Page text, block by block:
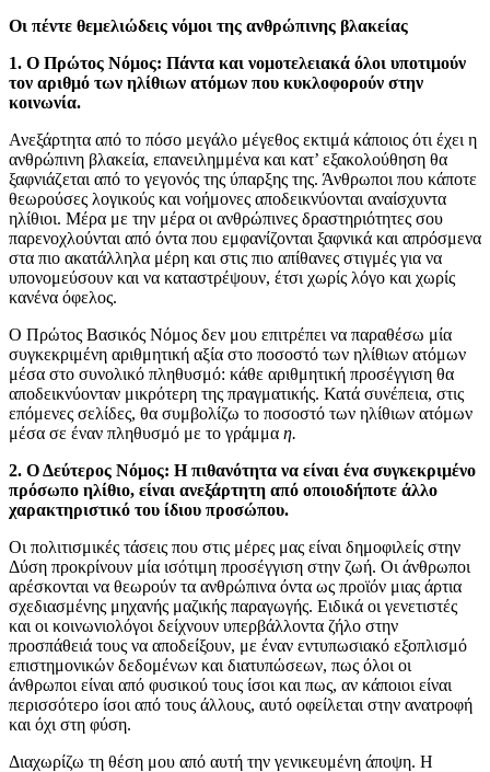
Οι πέντε θεμελιώδεις νόμοι της ανθρώπινης βλακείας
1. Ο Πρώτος Νόμος: Πάντα και νομοτελειακά όλοι υποτιμούν
τον αριθμό των ηλίθιων ατόμων που κυκλοφορούν στην
κοινωνία.
Ανεξάρτητα από το πόσο μεγάλο μέγεθος εκτιμά κάποιος ότι έχει η
ανθρώπινη βλακεία, επανειλημμένα και κατ’ εξακολούθηση θα
ξαφνιάζεται από το γεγονός της ύπαρξης της. Άνθρωποι που κάποτε
θεωρούσες λογικούς και νοήμονες αποδεικνύονται αναίσχυντα
ηλίθιοι. Μέρα με την μέρα οι ανθρώπινες δραστηριότητες σου
παρενοχλούνται από όντα που εμφανίζονται ξαφνικά και απρόσμενα
στα πιο ακατάλληλα μέρη και στις πιο απίθανες στιγμές για να
υπονομεύσουν και να καταστρέψουν, έτσι χωρίς λόγο και χωρίς
κανένα όφελος.
Ο Πρώτος Βασικός Νόμος δεν μου επιτρέπει να παραθέσω μία
συγκεκριμένη αριθμητική αξία στο ποσοστό των ηλίθιων ατόμων
μέσα στο συνολικό πληθυσμό: κάθε αριθμητική προσέγγιση θα
αποδεικνύονταν μικρότερη της πραγματικής. Κατά συνέπεια, στις
επόμενες σελίδες, θα συμβολίζω το ποσοστό των ηλίθιων ατόμων
μέσα σε έναν πληθυσμό με το γράμμα η.
2. Ο Δεύτερος Νόμος: Η πιθανότητα να είναι ένα συγκεκριμένο
πρόσωπο ηλίθιο, είναι ανεξάρτητη από οποιοδήποτε άλλο
χαρακτηριστικό του ίδιου προσώπου.
Οι πολιτισμικές τάσεις που στις μέρες μας είναι δημοφιλείς στην
Δύση προκρίνουν μία ισότιμη προσέγγιση στην ζωή. Οι άνθρωποι
αρέσκονται να θεωρούν τα ανθρώπινα όντα ως προϊόν μιας άρτια
σχεδιασμένης μηχανής μαζικής παραγωγής. Ειδικά οι γενετιστές
και οι κοινωνιολόγοι δείχνουν υπερβάλλοντα ζήλο στην
προσπάθειά τους να αποδείξουν, με έναν εντυπωσιακό εξοπλισμό
επιστημονικών δεδομένων και διατυπώσεων, πως όλοι οι
άνθρωποι είναι από φυσικού τους ίσοι και πως, αν κάποιοι είναι
περισσότερο ίσοι από τους άλλους, αυτό οφείλεται στην ανατροφή
και όχι στη φύση.
Διαχωρίζω τη θέση μου από αυτή την γενικευμένη άποψη. Η